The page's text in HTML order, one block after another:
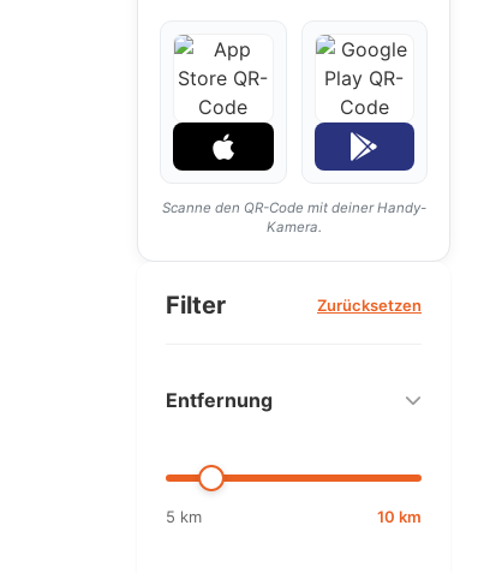
Scanne den QR-Code mit deiner Handy-
Kamera.
Filter Zurücksetzen
Entfernung
5 km 10 km